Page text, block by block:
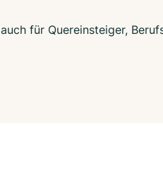
für Quereinsteiger,